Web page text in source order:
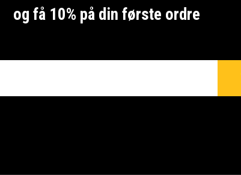
og få 10% på din første ordre